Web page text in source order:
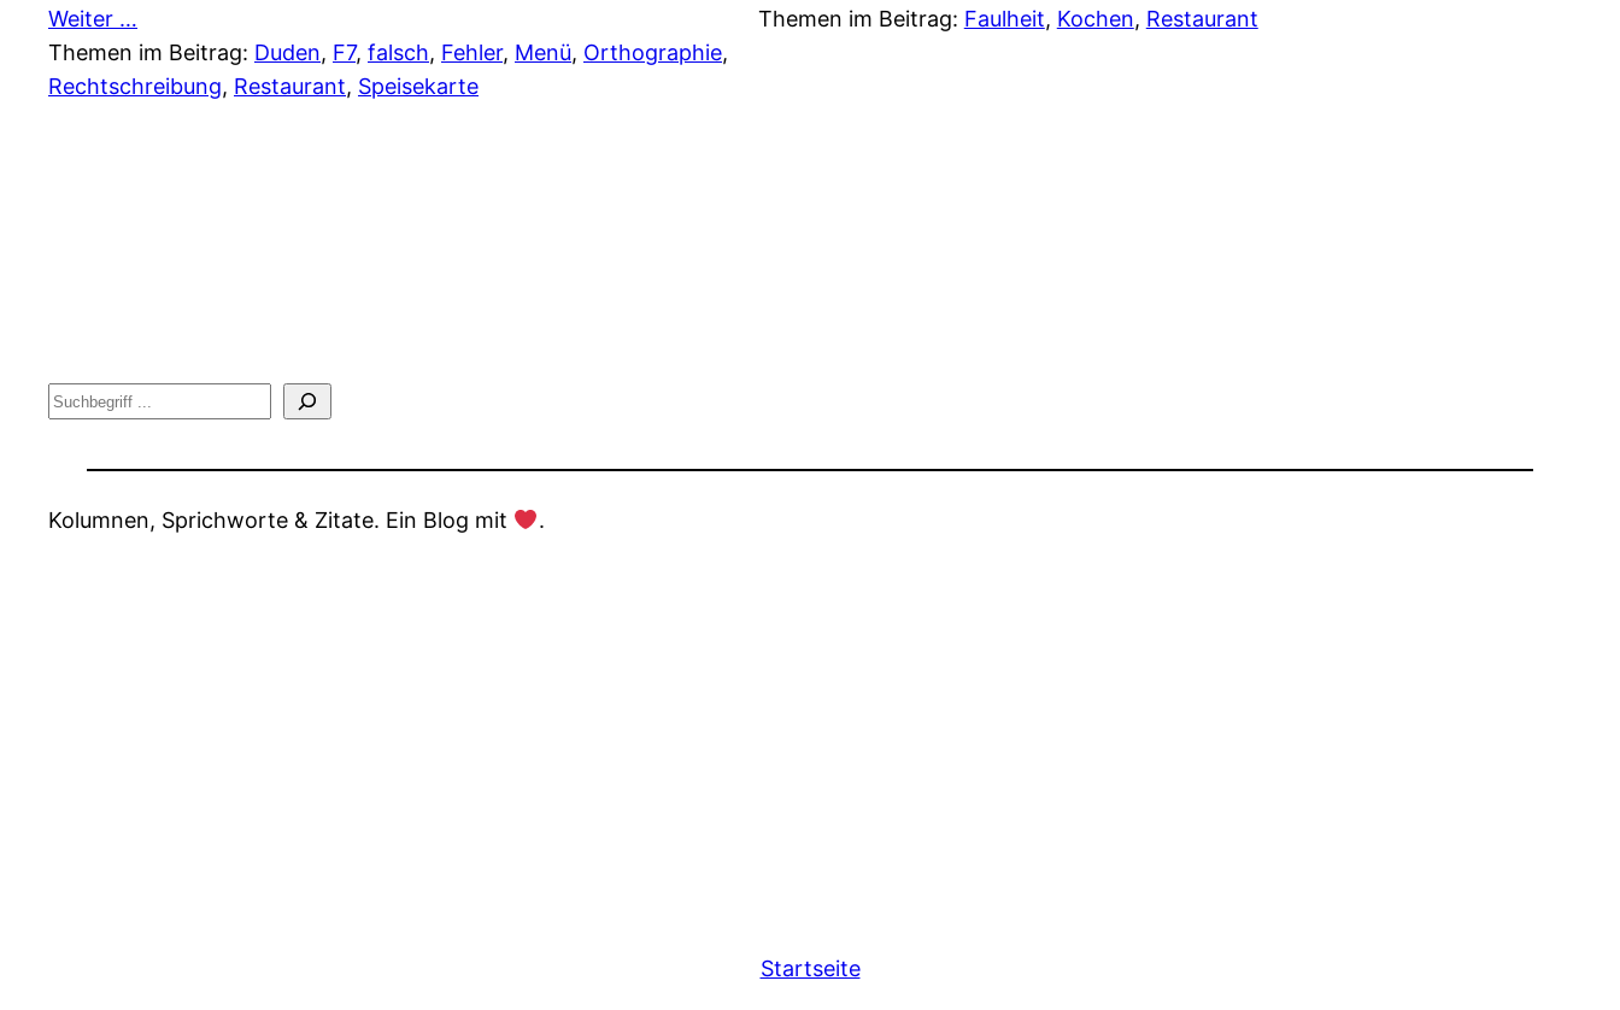
Weiter …
Themen im Beitrag: Duden, F7, falsch, Fehler, Menü, Orthographie
Rechtschreibung, Restaurant, Speisekarte
Themen im Beitrag: Faulheit, Kochen, Restaurant
Suche
Kolumnen, Sprichworte & Zitate. Ein Blog mit .
Startseite